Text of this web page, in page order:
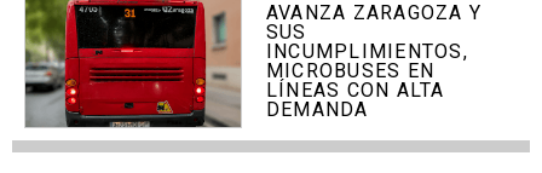
AVANZA ZARAGOZA Y
SUS
INCUMPLIMIENTOS,
MICROBUSES EN
LÍNEAS CON ALTA
DEMANDA